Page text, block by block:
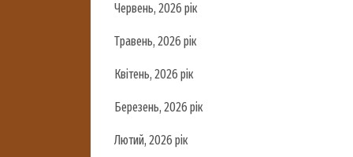
Червень, 2026 рік
Травень, 2026 рік
Квітень, 2026 рік
Березень, 2026 рік
Лютий, 2026 рік